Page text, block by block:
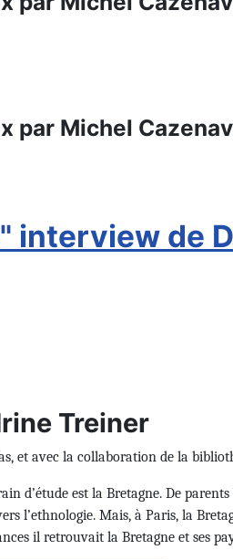
par Michel
interview de
Treiner
et avec la collaboration de la
d’étude est la Bretagne. De
l’ethnologie. Mais, à Paris, la
il retrouvait la Bretagne et ses